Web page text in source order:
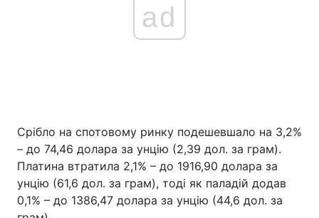
ad
Срібло на спотовому ринку подешевшало на 3,2%
– до 74,46 долара за унцію (2,39 дол. за грам).
Платина втратила 2,1% – до 1916,90 долара за
унцію (61,6 дол. за грам), тоді як паладій додав
0,1% – до 1386,47 долара за унцію (44,6 дол. за